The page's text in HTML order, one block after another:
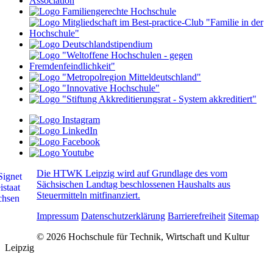
Die HTWK Leipzig wird auf Grundlage des vom
Sächsischen Landtag beschlossenen Haushalts aus
Steuermitteln mitfinanziert.
Impressum Datenschutzerklärung Barrierefreiheit Sitemap
© 2026 Hochschule für Technik, Wirtschaft und Kultur
Leipzig